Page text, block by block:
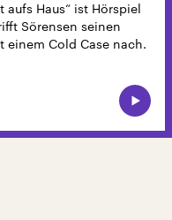
aufs Haus“ ist Hörspiel
Sörensen seinen
einem Cold Case nach.